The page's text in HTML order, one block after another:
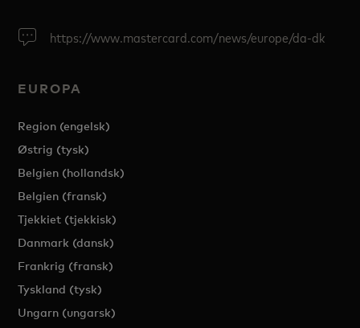
https://www.mastercard.com/news/europe/da-dk
EUROPA
Region (engelsk)
Østrig (tysk)
Belgien (hollandsk)
Belgien (fransk)
Tjekkiet (tjekkisk)
Danmark (dansk)
Frankrig (fransk)
Tyskland (tysk)
Ungarn (ungarsk)